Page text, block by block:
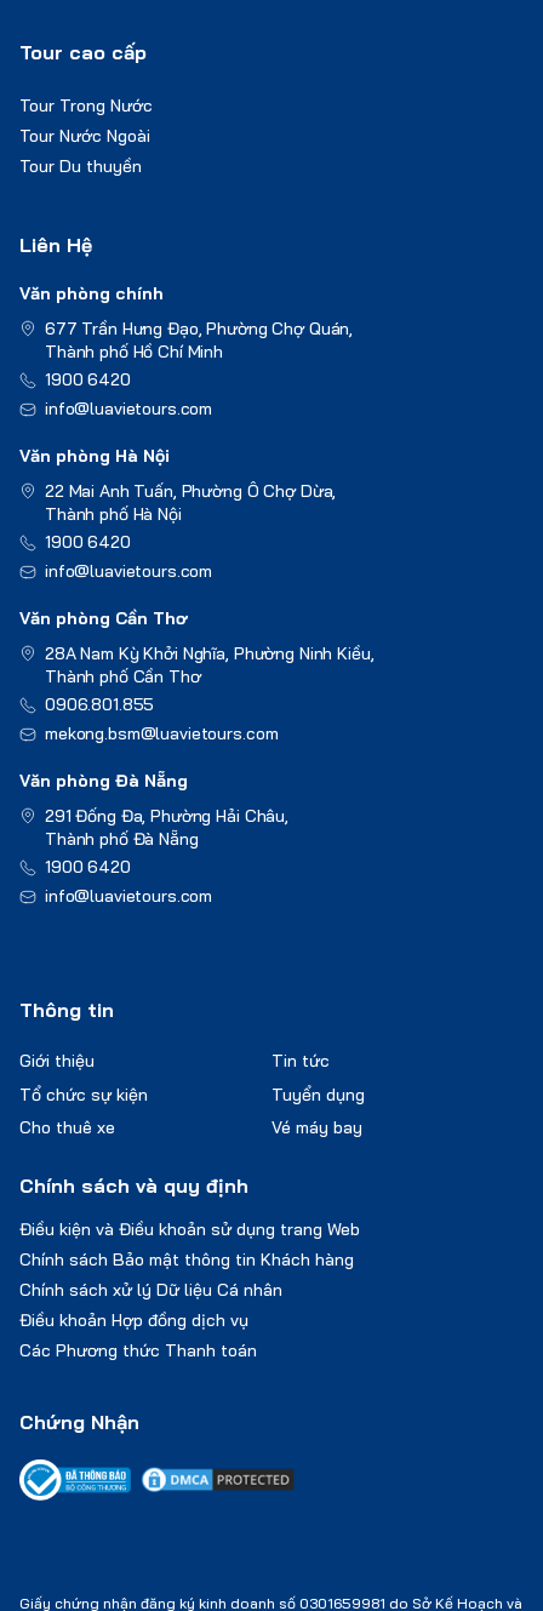
Tour cao cấp
Tour Trong Nước
Tour Nước Ngoài
Tour Du thuyền
Chứng Nhận
Giấy chứng nhận đăng ký kinh doanh số 0301659981 do Sở Kế Hoạch và
Liên Hệ
Văn phòng chính
677 Trần Hưng Đạo, Phường Chợ Quán,
Thành phố Hồ Chí Minh
1900 6420
info@luavietours.com
Văn phòng Hà Nội
22 Mai Anh Tuấn, Phường Ô Chợ Dừa,
Thành phố Hà Nội
1900 6420
info@luavietours.com
Văn phòng Cần Thơ
28A Nam Kỳ Khởi Nghĩa, Phường Ninh Kiều,
Thành phố Cần Thơ
0906.801.855
mekong.bsm@luavietours.com
Văn phòng Đà Nẵng
291 Đống Đa, Phường Hải Châu,
Thành phố Đà Nẵng
1900 6420
info@luavietours.com
Thông tin
Giới thiệu
Tổ chức sự kiện
Cho thuê xe
Vé máy bay
Tin tức
Tuyển dụng
Chính sách và quy định
Điều kiện và Điều khoản sử dụng trang Web
Chính sách Bảo mật thông tin Khách hàng
Chính sách xử lý Dữ liệu Cá nhân
Điều khoản Hợp đồng dịch vụ
Các Phương thức Thanh toán